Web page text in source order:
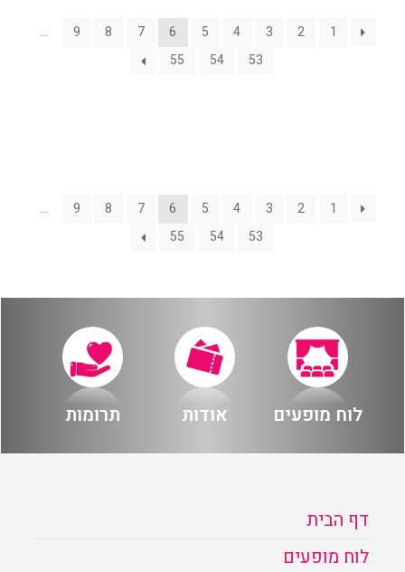
מאחורי הקולות
תקנון האתר
לוח מופעים
החשבון שלי
1
2
3
4
5
6
7
8
9
…
53
54
55
1
2
3
4
5
6
7
8
9
…
53
54
55
לוח מופעים אודות תרומות
דף הבית
לוח מופעים